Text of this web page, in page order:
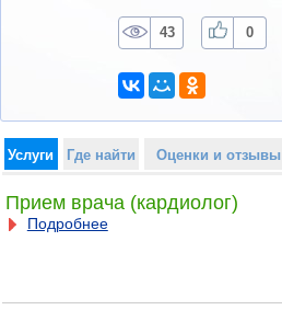
43 0
Услуги Где найти Оценки и отзывы
Прием врача (кардиолог)
Подробнее